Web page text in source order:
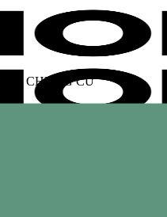
CHUNG CƯ